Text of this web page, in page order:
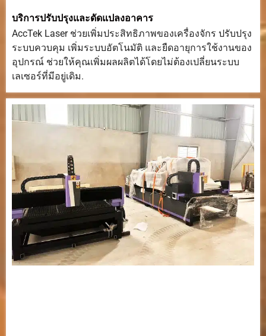
บริการปรับปรุงและดัดแปลงอาคาร
AccTek Laser ช่วยเพิ่มประสิทธิภาพของเครื่องจักร ปรับปรุง
ระบบควบคุม เพิ่มระบบอัตโนมัติ และยืดอายุการใช้งานของ
อุปกรณ์ ช่วยให้คุณเพิ่มผลผลิตได้โดยไม่ต้องเปลี่ยนระบบ
เลเซอร์ที่มีอยู่เดิม.